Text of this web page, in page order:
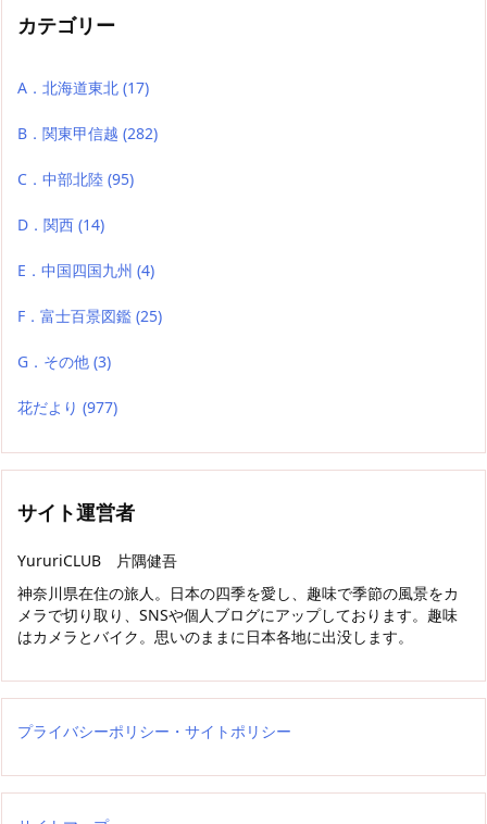
カテゴリー
A．北海道東北 (17)
B．関東甲信越 (282)
C．中部北陸 (95)
D．関西 (14)
E．中国四国九州 (4)
F．富士百景図鑑 (25)
G．その他 (3)
花だより (977)
サイト運営者
YururiCLUB 片隅健吾
神奈川県在住の旅人。日本の四季を愛し、趣味で季節の風景をカ
メラで切り取り、SNSや個人ブログにアップしております。趣味
はカメラとバイク。思いのままに日本各地に出没します。
プライバシーポリシー・サイトポリシー